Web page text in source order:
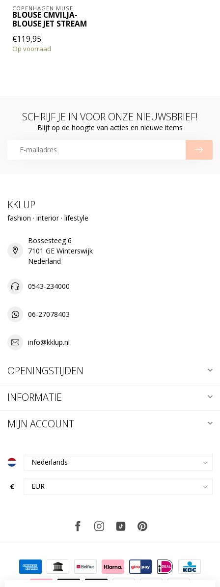
COPENHAGEN MUSE
BLOUSE CMVILJA-
BLOUSE JET STREAM
€119,95
Op voorraad
SCHRIJF JE IN VOOR ONZE NIEUWSBRIEF!
Blijf op de hoogte van acties en nieuwe items
KKLUP
fashion · interior · lifestyle
Bossesteeg 6
7101 GE Winterswijk
Nederland
0543-234000
06-27078403
info@kklup.nl
OPENINGSTIJDEN
INFORMATIE
MIJN ACCOUNT
€